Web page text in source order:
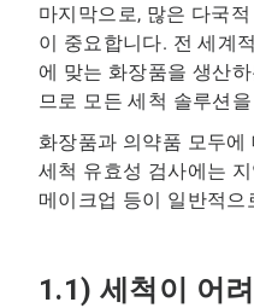
마지막으로, 많은 다국
이 중요합니다. 전 세계
에 맞는 화장품을 생산
므로 모든 세척 솔루션
화장품과 의약품 모두
세척 유효성 검사에는
메이크업 등이 일반적
1.1) 세척이 어